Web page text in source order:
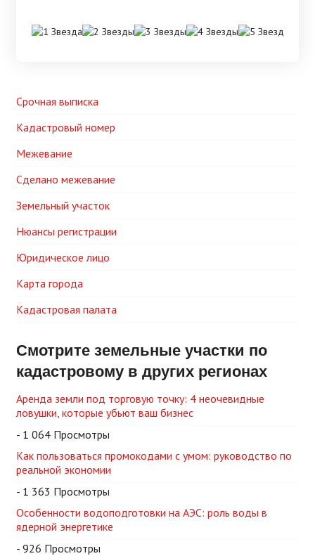
Срочная выписка
Кадастровый номер
Межевание
Сделано межевание
Земельный участок
Нюансы регистрации
Юридическое лицо
Карта города
Кадастровая палата
Смотрите земельные участки по
кадастровому в других регионах
Аренда земли под торговую точку: 4 неочевидные
ловушки, которые убьют ваш бизнес
- 1 064 Просмотры
Как пользоваться промокодами с умом: руководство по
реальной экономии
- 1 363 Просмотры
Особенности водоподготовки на АЭС: роль воды в
ядерной энергетике
- 926 Просмотры